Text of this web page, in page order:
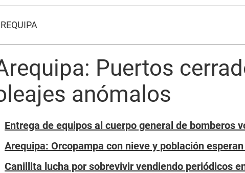
Puertos
anómalos
Entrega de equipos al cuerpo general de bomberos
Arequipa: Orcopampa con nieve y población
Canillita lucha por sobrevivir vendiendo periódicos